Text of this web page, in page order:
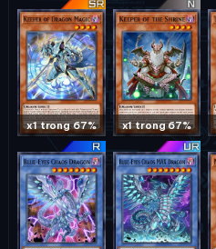
x1 trong 67% x1 trong 67%